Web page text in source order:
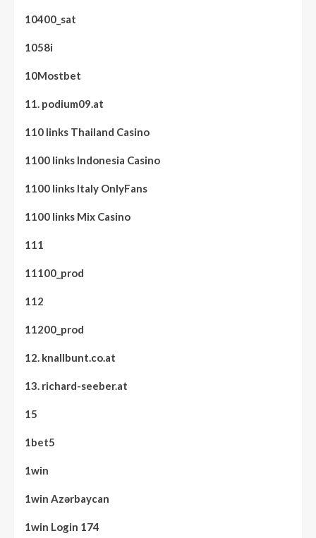
10400_sat
1058i
10Mostbet
11. podium09.at
110 links Thailand Casino
1100 links Indonesia Casino
1100 links Italy OnlyFans
1100 links Mix Casino
111
11100_prod
112
11200_prod
12. knallbunt.co.at
13. richard-seeber.at
15
1bet5
1win
1win Azərbaycan
1win Login 174